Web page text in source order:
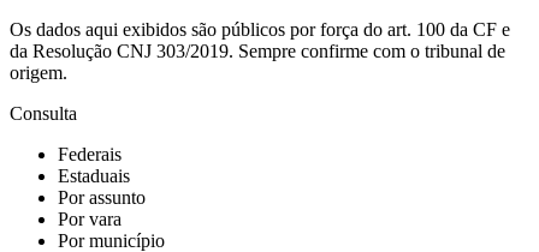
Os dados aqui exibidos são públicos por força do art. 100 da CF e
da Resolução CNJ 303/2019. Sempre confirme com o tribunal de
origem.
Consulta
Federais
Estaduais
Por assunto
Por vara
Por município